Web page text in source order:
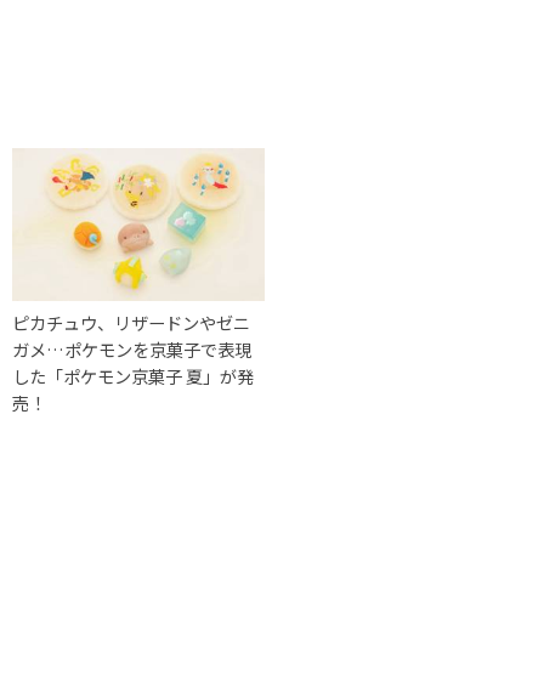
ピカチュウ、リザードンやゼニ
ガメ…ポケモンを京菓子で表現
した「ポケモン京菓子 夏」が発
売！